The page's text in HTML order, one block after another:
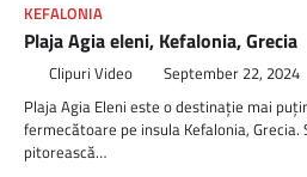
KEFALONIA
Plaja Agia eleni, Kefalonia, Grecia
Clipuri Video September 22, 2024
Plaja Agia Eleni este o destinație mai
fermecătoare pe insula Kefalonia,
pitorească…